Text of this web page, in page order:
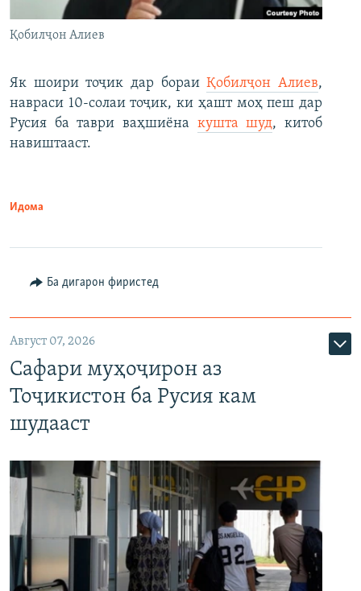
Қобилҷон Алиев
Як шоири тоҷик дар бораиҚобилҷон Алиев,
навраси 10-солаи тоҷик, ки ҳашт моҳ пеш дар
Русия ба таври ваҳшиёна кушта шуд, китоб
навиштааст.
Идома
Ба дигарон фиристед
Август 07, 2026
Сафари муҳоҷирон аз
Тоҷикистон ба Русия кам
шудааст